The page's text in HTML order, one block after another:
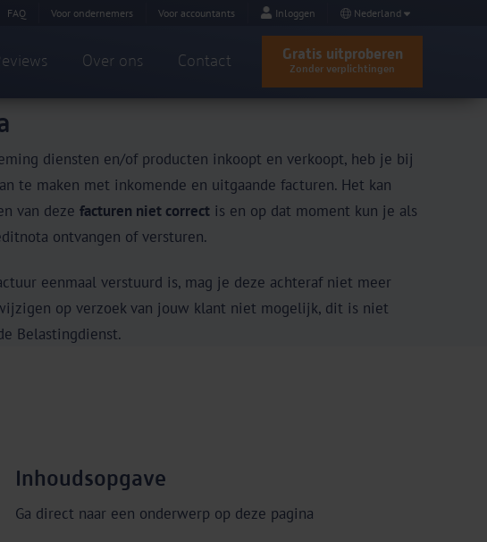
FAQ Voor ondernemers Voor accountants Inloggen Nederland
Gratis uitproberen
Zonder verplichtingen
Over ons Contact
diensten en/of producten inkoopt en verkoopt, heb je bij
te maken met inkomende en uitgaande facturen. Het kan
van deze facturen niet correct is en op dat moment kun je als
ontvangen of versturen.
eenmaal verstuurd is, mag je deze achteraf niet meer
op verzoek van jouw klant niet mogelijk, dit is niet
Belastingdienst.
Inhoudsopgave
Ga direct naar een onderwerp op deze pagina